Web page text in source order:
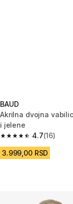
BAUD
Akrilna dvojna
i jelene
4.7
4.7 od 5 zvezdica
(16)
3.999,00 RSD